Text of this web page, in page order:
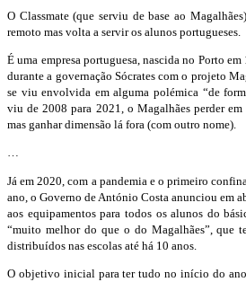
O Classmate (que serviu de base ao
remoto mas volta a servir os alunos portugueses.
É uma empresa portuguesa, nascida no Porto
durante a governação Sócrates com o projeto
se viu envolvida em alguma polémica “de
viu de 2008 para 2021, o Magalhães perder
mas ganhar dimensão lá fora (com outro nome).
…
Já em 2020, com a pandemia e o primeiro
ano, o Governo de António Costa anunciou em
aos equipamentos para todos os alunos do
“muito melhor do que o do Magalhães”, que
distribuídos nas escolas até há 10 anos.
O objetivo inicial para ter tudo no início do